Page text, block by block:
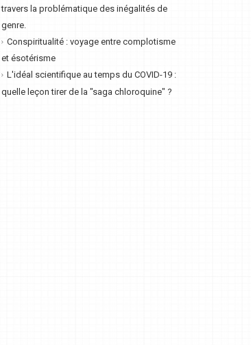
travers la problématique des inégalités de
genre.
Conspiritualité : voyage entre complotisme
et ésotérisme
L'idéal scientifique au temps du COVID-19 :
quelle leçon tirer de la "saga chloroquine" ?